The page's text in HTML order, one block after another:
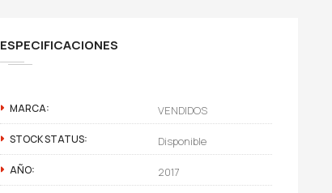
ESPECIFICACIONES
MARCA: VENDIDOS
STOCK STATUS: Disponible
AÑO: 2017